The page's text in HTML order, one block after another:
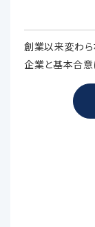
創業以来変わ
企業と基本合意